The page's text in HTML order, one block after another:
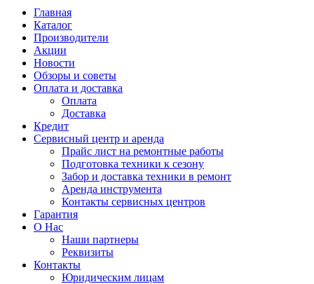
Главная
Каталог
Производители
Акции
Новости
Обзоры и советы
Оплата и доставка
Оплата
Доставка
Кредит
Сервисный центр и аренда
Прайс лист на ремонтные работы
Подготовка техники к сезону
Забор и доставка техники в ремонт
Аренда инструмента
Контакты сервисных центров
Гарантия
О Нас
Наши партнеры
Реквизиты
Контакты
Юридическим лицам